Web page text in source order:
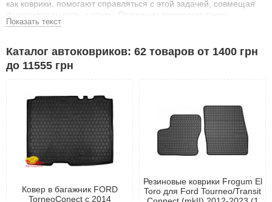
как коврики, помогают справляться с этой задачей, совмещая
функциональность и стиль. Отличным примером таких
аксессуаров являются коврики для Форд Коннект 2013- .
Почему стоит выбрать коврики для Форд
Коннект 2013- ?
коррозии. Использование автоковриков для Форд Коннект 2013-
позволяет владельцам авто без опасений отправляться на
природу, рыбалку, охоту или перевозить грузы, не беспокоясь о
состоянии пола.
Преимущества ковриков Форд Коннект 2013- :
предотвращают попадание влаги и грязи на пол, даже при
обильных осадках.
Показать текст
Каталог автоковриков: 62 товаров от 1400 грн
до 11555 грн
Ковер в багажник FORD
TorneoConect с 2014
Резиновые коврики Frogum El
Toro для Ford Tourneo/Transit